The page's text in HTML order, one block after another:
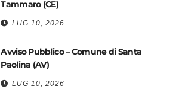
Tammaro (CE)
LUG 10, 2026
Avviso Pubblico – Comune di Santa
Paolina (AV)
LUG 10, 2026